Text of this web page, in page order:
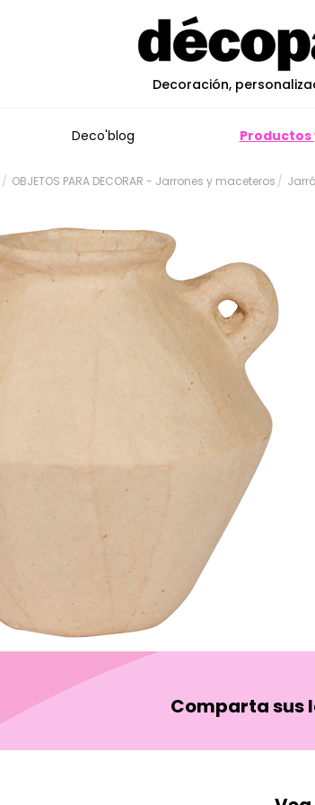
Decoración,
Deco'blog Productos
OBJETOS PARA DECORAR - Jarrones y maceteros
Comparta sus